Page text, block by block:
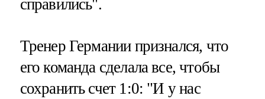
справились".
Тренер Германии признался, что
его команда сделала все, чтобы
сохранить счет 1:0: "И у нас